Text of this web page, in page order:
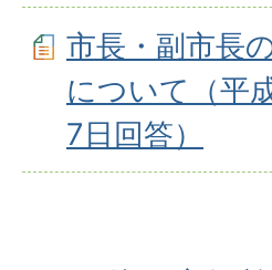
市長・副市長
について（平
7日回答）